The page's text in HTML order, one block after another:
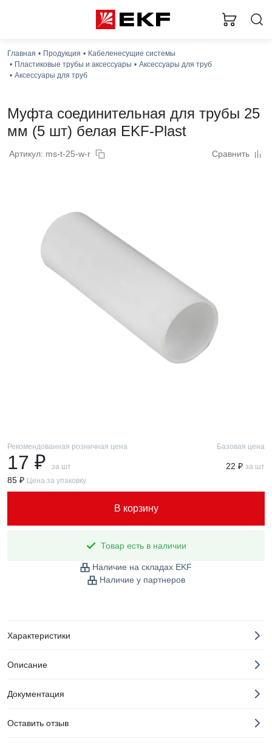
Главная Продукция
Кабеленесущие системы
Пластиковые трубы и аксессуары
Аксессуары для труб
Аксессуары для труб
Муфта соединительная для трубы 25
мм (5 шт) белая EKF-Plast
Артикул: ms-t-25-w-r Сравнить
Рекомендованная розничная цена
17 ₽ за шт
Базовая цена
22 ₽ за шт
85 ₽ Цена за упаковку
В корзину
Товар есть в наличии
Наличие на складах EKF
Наличие у партнеров
Характеристики
Описание
Документация
Оставить отзыв